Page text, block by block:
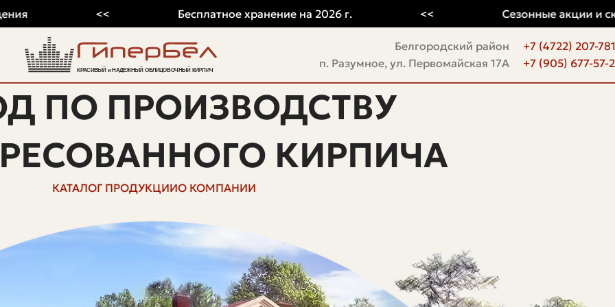
Белгородский район
п. Разумное, ул. Первомайская 17А
+7 (4722) 207-781
+7 (905) 677-57-
ПО ПРОИЗВОДСТВУ
КИРПИЧА
КАТАЛОГ ПРОДУКЦИИО КОМПАНИИ
Бесплатное хранение на 2026 г. Сезонные акции и скидки